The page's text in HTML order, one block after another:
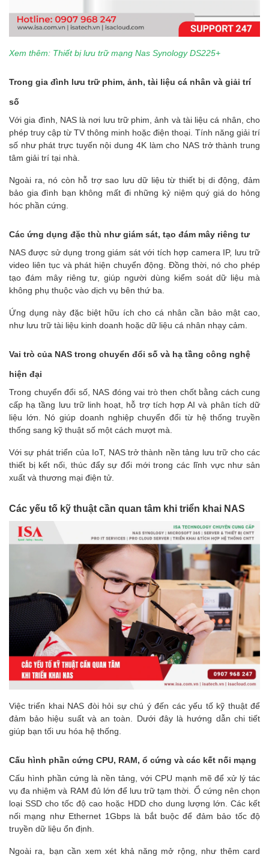
Xem thêm: Thiết bị lưu trữ mạng Nas Synology DS225+
Trong gia đình lưu trữ phim, ảnh, tài liệu cá nhân và giải trí
số
Với gia đình, NAS là nơi lưu trữ phim, ảnh và tài liệu cá nhân, cho
phép truy cập từ TV thông minh hoặc điện thoại. Tính năng giải trí
số như phát trực tuyến nội dung 4K làm cho NAS trở thành trung
tâm giải trí tại nhà.
Ngoài ra, nó còn hỗ trợ sao lưu dữ liệu từ thiết bị di động, đảm
bảo gia đình bạn không mất đi những kỷ niệm quý giá do hỏng
hóc phần cứng.
Các ứng dụng đặc thù như giám sát, tạo đám mây riêng tư
NAS được sử dụng trong giám sát với tích hợp camera IP, lưu trữ
video liên tục và phát hiện chuyển động. Đồng thời, nó cho phép
tạo đám mây riêng tư, giúp người dùng kiểm soát dữ liệu mà
không phụ thuộc vào dịch vụ bên thứ ba.
Ứng dụng này đặc biệt hữu ích cho cá nhân cần bảo mật cao,
như lưu trữ tài liệu kinh doanh hoặc dữ liệu cá nhân nhạy cảm.
Vai trò của NAS trong chuyển đổi số và hạ tầng công nghệ
hiện đại
Trong chuyển đổi số, NAS đóng vai trò then chốt bằng cách cung
cấp hạ tầng lưu trữ linh hoạt, hỗ trợ tích hợp AI và phân tích dữ
liệu lớn. Nó giúp doanh nghiệp chuyển đổi từ hệ thống truyền
thống sang kỹ thuật số một cách mượt mà.
Với sự phát triển của IoT, NAS trở thành nền tảng lưu trữ cho các
thiết bị kết nối, thúc đẩy sự đổi mới trong các lĩnh vực như sản
xuất và thương mại điện tử.
Các yếu tố kỹ thuật cần quan tâm khi triển khai NAS
Việc triển khai NAS đòi hỏi sự chú ý đến các yếu tố kỹ thuật để
đảm bảo hiệu suất và an toàn. Dưới đây là hướng dẫn chi tiết
giúp bạn tối ưu hóa hệ thống.
Cấu hình phần cứng CPU, RAM, ổ cứng và các kết nối mạng
Cấu hình phần cứng là nền tảng, với CPU mạnh mẽ để xử lý tác
vụ đa nhiệm và RAM đủ lớn để lưu trữ tạm thời. Ổ cứng nên chọn
loại SSD cho tốc độ cao hoặc HDD cho dung lượng lớn. Các kết
nối mạng như Ethernet 1Gbps là bắt buộc để đảm bảo tốc độ
truyền dữ liệu ổn định.
Ngoài ra, bạn cần xem xét khả năng mở rộng, như thêm card